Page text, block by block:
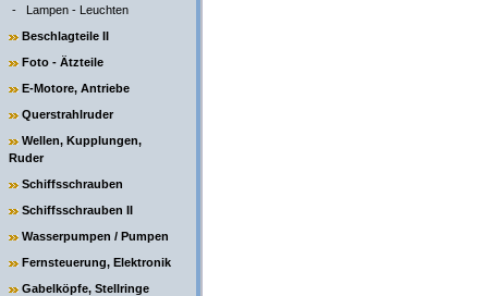
- Lampen - Leuchten
Beschlagteile II
Foto - Ätzteile
E-Motore, Antriebe
Querstrahlruder
Wellen, Kupplungen,
Ruder
Schiffsschrauben
Schiffsschrauben II
Wasserpumpen / Pumpen
Fernsteuerung, Elektronik
Gabelköpfe, Stellringe